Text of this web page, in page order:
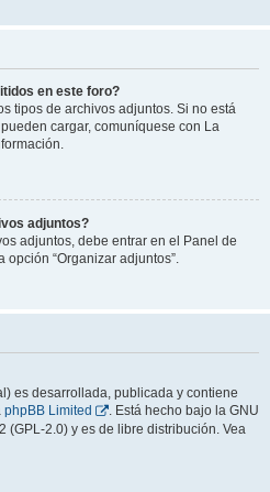
en este foro?
tipos de archivos adjuntos. Si no está
cargar, comuníquese con La
adjuntos?
adjuntos, debe entrar en el Panel de
“Organizar adjuntos”.
es desarrollada, publicada y contiene
phpBB Limited
. Está hecho bajo la GNU
(GPL-2.0) y es de libre distribución. Vea